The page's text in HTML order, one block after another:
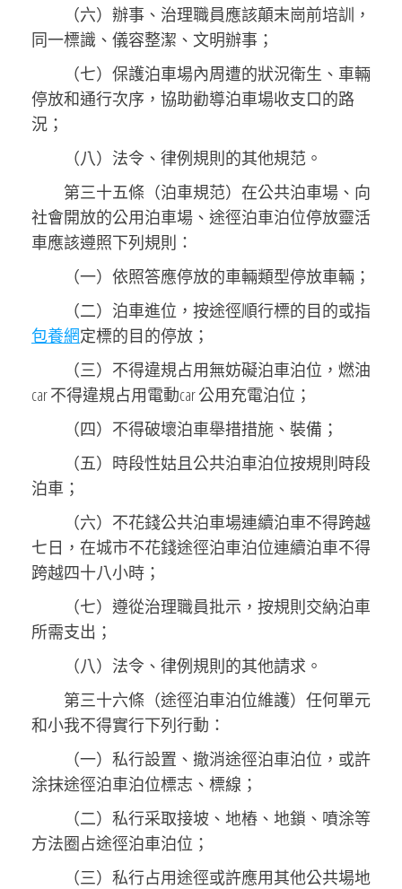
（六）辦事、治理職員應該顛末崗前培訓，
同一標識、儀容整潔、文明辦事；
（七）保護泊車場內周遭的狀況衛生、車輛
停放和通行次序，協助勸導泊車場收支口的路
況；
（八）法令、律例規則的其他規范。
第三十五條（泊車規范）在公共泊車場、向
社會開放的公用泊車場、途徑泊車泊位停放靈活
車應該遵照下列規則：
（一）依照答應停放的車輛類型停放車輛；
（二）泊車進位，按途徑順行標的目的或指
包養網定標的目的停放；
（三）不得違規占用無妨礙泊車泊位，燃油
car 不得違規占用電動car 公用充電泊位；
（四）不得破壞泊車舉措措施、裝備；
（五）時段性姑且公共泊車泊位按規則時段
泊車；
（六）不花錢公共泊車場連續泊車不得跨越
七日，在城市不花錢途徑泊車泊位連續泊車不得
跨越四十八小時；
（七）遵從治理職員批示，按規則交納泊車
所需支出；
（八）法令、律例規則的其他請求。
第三十六條（途徑泊車泊位維護）任何單元
和小我不得實行下列行動：
（一）私行設置、撤消途徑泊車泊位，或許
涂抹途徑泊車泊位標志、標線；
（二）私行采取接坡、地樁、地鎖、噴涂等
方法圈占途徑泊車泊位；
（三）私行占用途徑或許應用其他公共場地